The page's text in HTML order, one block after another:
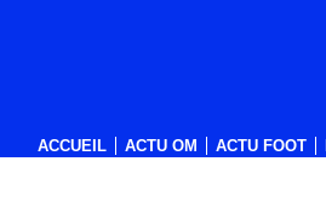
ACCUEIL ACTU OM ACTU FOOT